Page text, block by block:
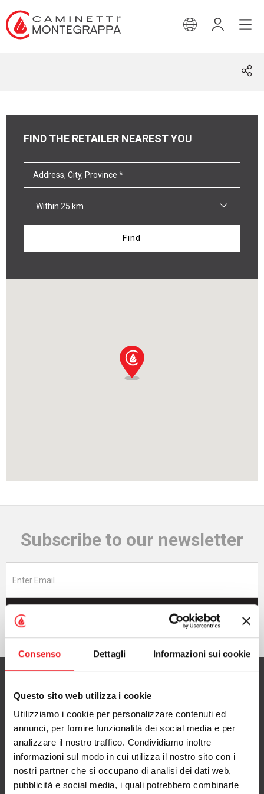
Consenso Dettagli Informazioni sui cookie
Questo sito web utilizza i cookie
Utilizziamo i cookie per personalizzare contenuti ed
annunci, per fornire funzionalità dei social media e per
analizzare il nostro traffico. Condividiamo inoltre
informazioni sul modo in cui utilizza il nostro sito con i
nostri partner che si occupano di analisi dei dati web,
pubblicità e social media, i quali potrebbero combinarle
ENGLISH
FIND THE RETAILER NEAREST YOU
Within 25 km
Find
Subscribe to our newsletter
CAMINETTI MONTEGRAPPA S.p.A.
via A. da Bassano 7/9
36020 Pove del Grappa (VI), Italy